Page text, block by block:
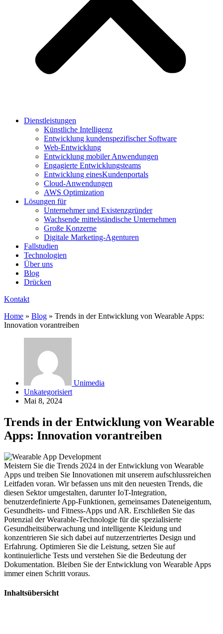
Dienstleistungen
Künstliche Intelligenz
Entwicklung kundenspezifischer Software
Web-Entwicklung
Entwicklung mobiler Anwendungen
Engagierte Entwicklungsteams
Entwicklung einesKundenportals
Cloud-Anwendungen
AWS Optimization
Lösungen für
Unternehmer und Existenzgründer
Wachsende mittelständische Unternehmen
Große Konzerne
Digitale Marketing-Agenturen
Fallstudien
Technologien
Über uns
Blog
Drücken
Kontakt
Home » Blog » Trends in der Entwicklung von Wearable Apps:
Innovation vorantreiben
Unimedia
Unkategorisiert
Mai 8, 2024
Trends in der Entwicklung von Wearable
Apps: Innovation vorantreiben
Meistern Sie die Trends 2024 in der Entwicklung von Wearable
Apps und treiben Sie Innovationen mit unserem aufschlussreichen
Leitfaden voran. Wir befassen uns mit den neuesten Trends, die
diesen Sektor umgestalten, darunter IoT-Integration,
benutzerdefinierte App-Funktionen, gemeinsames Dateneigentum,
Gesundheits- und Fitness-Apps und AR. Erschließen Sie das
Potenzial der Wearable-Technologie für die spezialisierte
Gesundheitsüberwachung und intelligente Kleidung und
konzentrieren Sie sich dabei auf nutzerzentriertes Design und
Erfahrung. Optimieren Sie die Leistung, setzen Sie auf
kontinuierliche Tests und verstehen Sie die Bedeutung der
Dokumentation. Bleiben Sie der Entwicklung von Wearable Apps
immer einen Schritt voraus.
Inhaltsübersicht